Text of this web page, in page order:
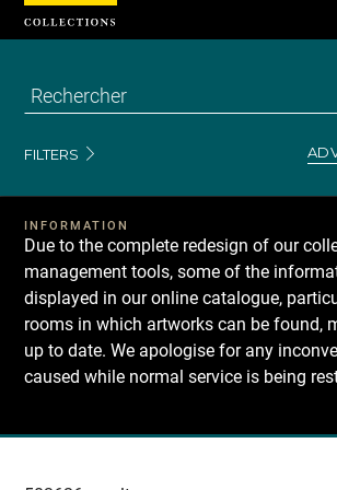
FILTERS
INFORMATION
Due to the complete redesign of our
management tools, some of the
displayed in our online catalogue,
rooms in which artworks can be found,
up to date. We apologise for any
caused while normal service is being
Recherche
Cookies management panel